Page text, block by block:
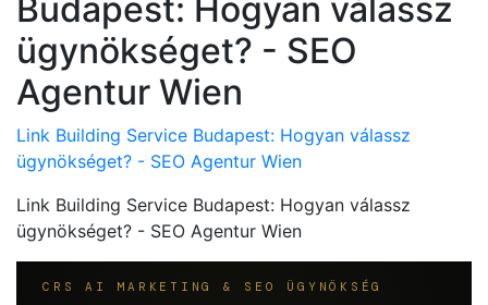
Budapest: Hogyan válassz
ügynökséget? - SEO
Agentur Wien
Link Building Service Budapest: Hogyan válassz
ügynökséget? - SEO Agentur Wien
Link Building Service Budapest: Hogyan válassz
ügynökséget? - SEO Agentur Wien